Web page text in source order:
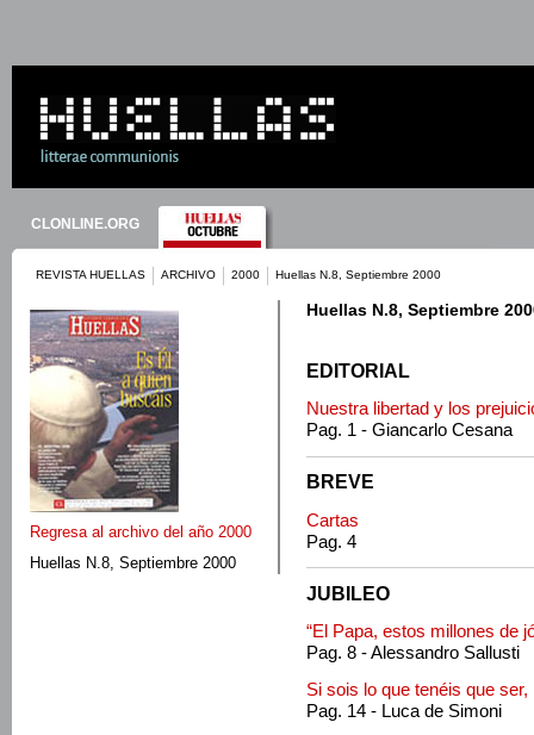
CLONLINE.ORG
REVISTA HUELLAS ARCHIVO 2000 Huellas N.8, Septiembre 2000
Regresa al archivo del año 2000
Huellas N.8, Septiembre 2000
Huellas N.8, Septiembre
EDITORIAL
Nuestra libertad y los
Pag. 1 - Giancarlo Cesana
BREVE
Cartas
Pag. 4
JUBILEO
“El Papa, estos millones de
Pag. 8 - Alessandro Sallusti
Si sois lo que tenéis que
Pag. 14 - Luca de Simoni